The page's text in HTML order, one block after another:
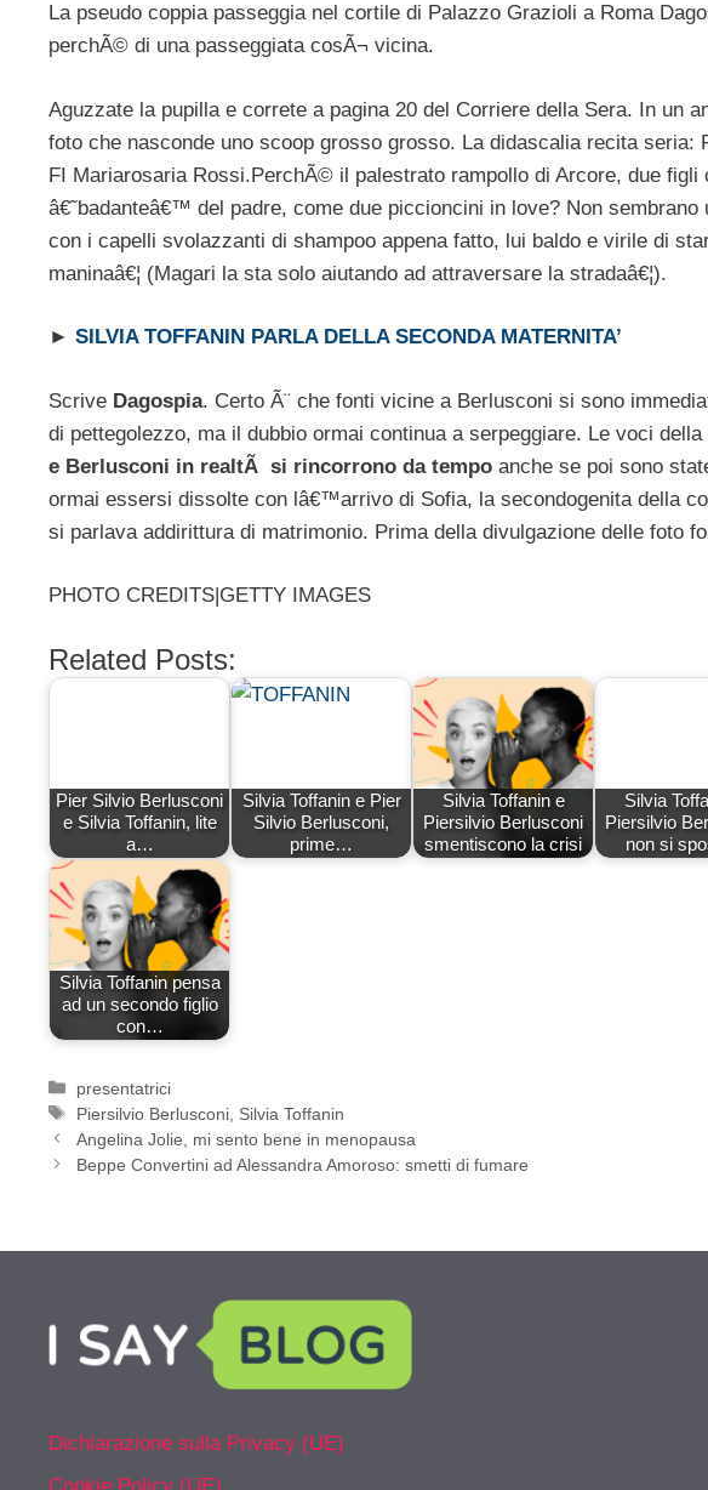
La pseudo coppia passeggia nel cortile di Palazzo Grazioli a Roma
perchÃ© di una passeggiata cosÃ¬ vicina.
Aguzzate la pupilla e correte a pagina 20 del Corriere della Sera. In un
foto che nasconde uno scoop grosso grosso. La didascalia recita
FI Mariarosaria Rossi.PerchÃ© il palestrato rampollo di Arcore, due figli
â€˜badanteâ€™ del padre, come due piccioncini in love? Non
con i capelli svolazzanti di shampoo appena fatto, lui baldo e virile di
maninaâ€¦ (Magari la sta solo aiutando ad attraversare la stradaâ€¦).
► SILVIA TOFFANIN PARLA DELLA SECONDA MATERNITA’
Scrive Dagospia. Certo Ã¨ che fonti vicine a Berlusconi si sono
di pettegolezzo, ma il dubbio ormai continua a serpeggiare. Le voci della
e Berlusconi in realtÃ si rincorrono da tempo anche se poi sono
ormai essersi dissolte con lâ€™arrivo di Sofia, la secondogenita della
si parlava addirittura di matrimonio. Prima della divulgazione delle foto
PHOTO CREDITS|GETTY IMAGES
Related Posts:
Pier Silvio Berlusconi
e Silvia Toffanin, lite
a…
Silvia Toffanin e Pier
Silvio Berlusconi,
prime…
Silvia Toffanin e
Piersilvio Berlusconi
smentiscono la crisi
Silvia
Piersilvio
non si
Silvia Toffanin pensa
ad un secondo figlio
con…
Categorie
presentatrici
Tag
Piersilvio Berlusconi Silvia Toffanin
Angelina Jolie, mi sento bene in menopausa
Beppe Convertini ad Alessandra Amoroso: smetti di fumare
Dichiarazione sulla Privacy (UE)